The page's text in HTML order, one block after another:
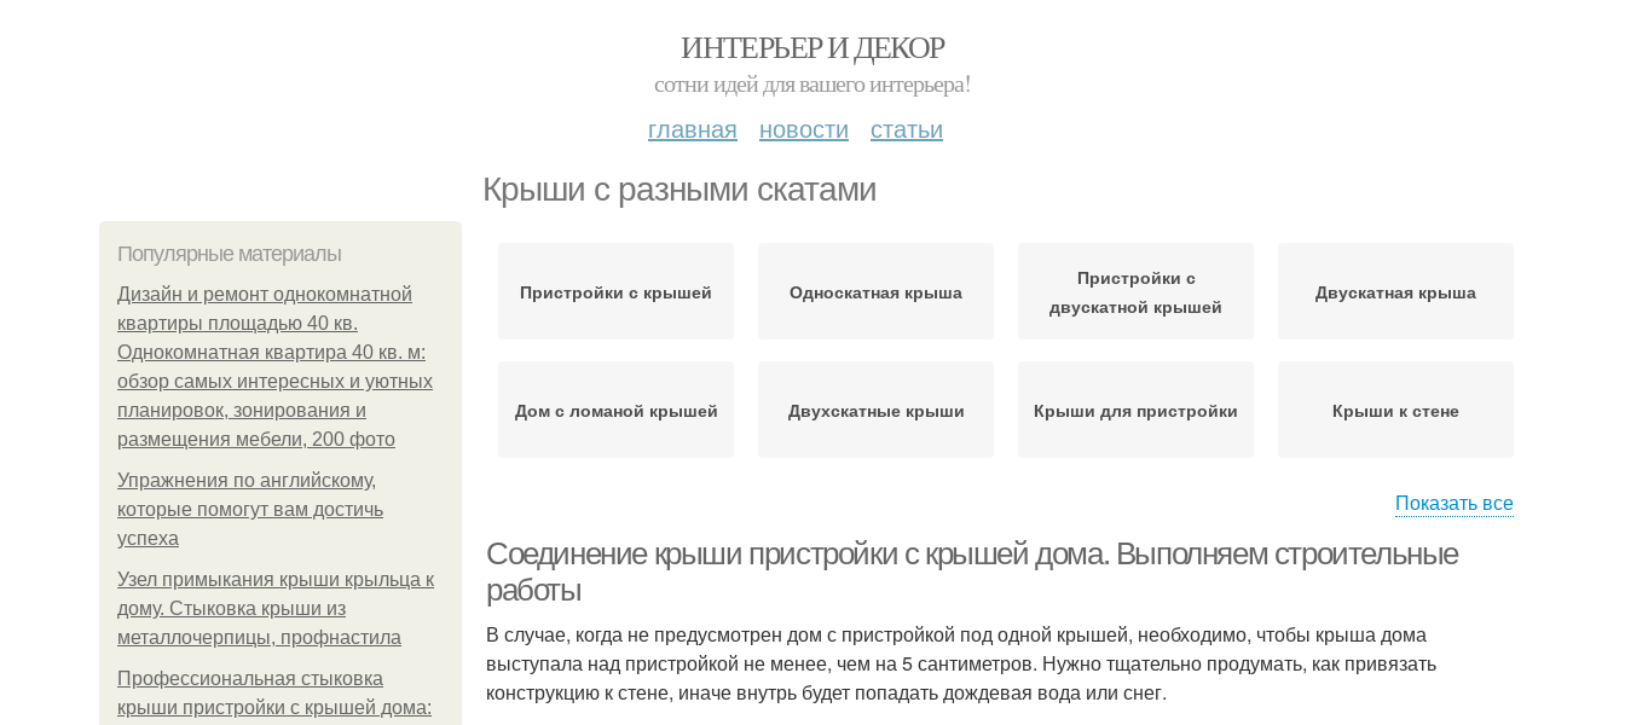
ИНТЕРЬЕР И ДЕКОР
сотни идей для вашего интерьера!
главная новости статьи
Крыши с разными скатами
Популярные материалы
Дизайн и ремонт однокомнатной
квартиры площадью 40 кв.
Однокомнатная квартира 40 кв. м:
обзор самых интересных и уютных
планировок, зонирования и
размещения мебели, 200 фото
Упражнения по английскому,
которые помогут вам достичь
успеха
Узел примыкания крыши крыльца к
дому. Стыковка крыши из
металлочерпицы, профнастила
Профессиональная стыковка
крыши пристройки с крышей дома:
Пристройки с крышей Односкатная крыша
Пристройки с
двускатной крышей
Двускатная крыша
Дом с ломаной крышей Двухскатные крыши Крыши для пристройки Крыши к стене
плоскостях
Односкатные крыши Ломаные крыши Крыши на любой Крыши с фото
Показать все
Соединение крыши пристройки с крышей дома. Выполняем строительные
работы
В случае, когда не предусмотрен дом с пристройкой под одной крышей, необходимо, чтобы крыша дома
выступала над пристройкой не менее, чем на 5 сантиметров. Нужно тщательно продумать, как привязать
конструкцию к стене, иначе внутрь будет попадать дождевая вода или снег.